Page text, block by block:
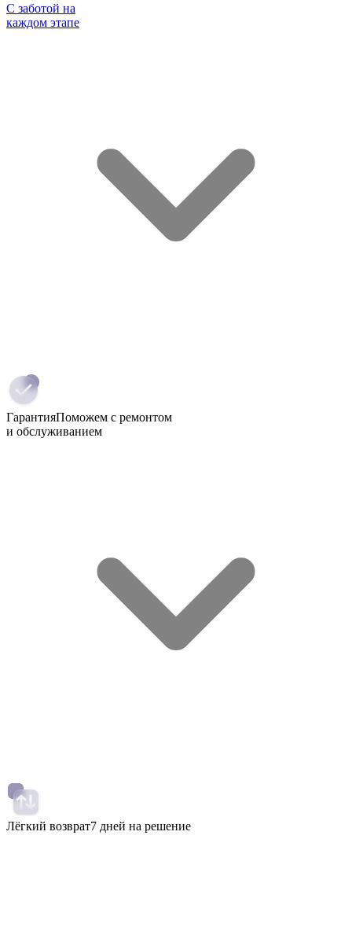
С заботой на
каждом этапе
ГарантияПоможем с ремонтом
и обслуживанием
Лёгкий возврат7 дней на решение